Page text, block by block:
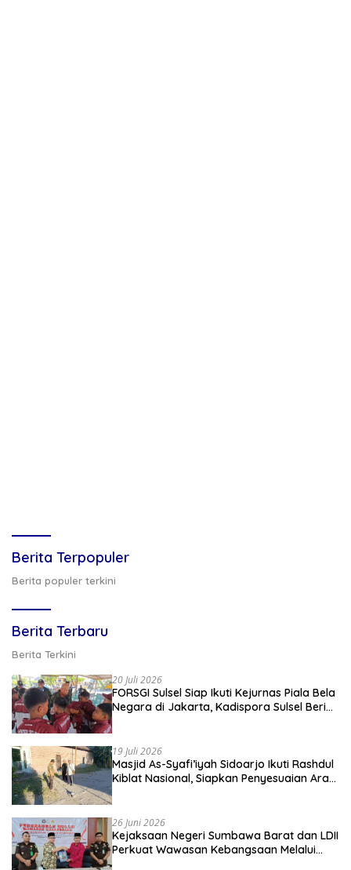
Berita Terpopuler
Berita populer terkini
Berita Terbaru
Berita Terkini
20 Juli 2026
FORSGI Sulsel Siap Ikuti Kejurnas Piala Bela
Negara di Jakarta, Kadispora Sulsel Beri
19 Juli 2026
Masjid As-Syafi’iyah Sidoarjo Ikuti Rashdul
Kiblat Nasional, Siapkan Penyesuaian Arah
26 Juni 2026
Kejaksaan Negeri Sumbawa Barat dan LDII
Perkuat Wawasan Kebangsaan Melalui